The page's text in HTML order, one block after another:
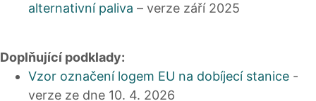
alternativní paliva – verze září 2025
Doplňující podklady:
Vzor označení logem EU na dobíjecí stanice -
verze ze dne 10. 4. 2026